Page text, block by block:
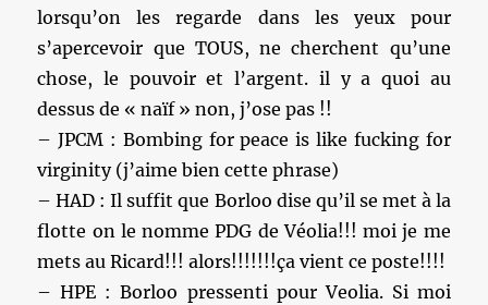
lorsqu’on les regarde dans les yeux pour
s’apercevoir que TOUS, ne cherchent qu’une
chose, le pouvoir et l’argent. il y a quoi au
dessus de « naïf » non, j’ose pas !!
– JPCM : Bombing for peace is like fucking for
virginity (j’aime bien cette phrase)
– HAD : Il suffit que Borloo dise qu’il se met à la
flotte on le nomme PDG de Véolia!!! moi je me
mets au Ricard!!! alors!!!!!!!ça vient ce poste!!!!
– HPE : Borloo pressenti pour Veolia. Si moi